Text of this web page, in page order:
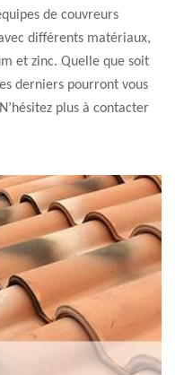
de couvreurs
différents matériaux,
et zinc. Quelle que soit
derniers pourront vous
plus à contacter